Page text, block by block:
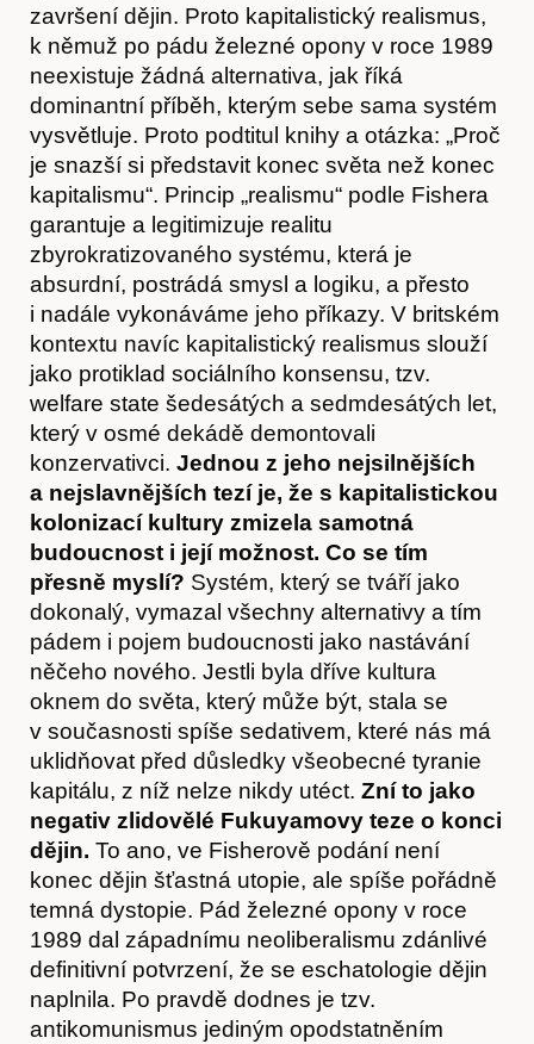
Články
završení dějin. Proto kapitalistický realismus,
k němuž po pádu železné opony v roce 1989
neexistuje žádná alternativa, jak říká
dominantní příběh, kterým sebe sama systém
vysvětluje. Proto podtitul knihy a otázka: „Proč
je snazší si představit konec světa než konec
kapitalismu“. Princip „realismu“ podle Fishera
garantuje a legitimizuje realitu
zbyrokratizovaného systému, která je
absurdní, postrádá smysl a logiku, a přesto
i nadále vykonáváme jeho příkazy. V britském
kontextu navíc kapitalistický realismus slouží
jako protiklad sociálního konsensu, tzv.
welfare state šedesátých a sedmdesátých let,
který v osmé dekádě demontovali
konzervativci. Jednou z jeho nejsilnějších
a nejslavnějších tezí je, že s kapitalistickou
kolonizací kultury zmizela samotná
budoucnost i její možnost. Co se tím
přesně myslí? Systém, který se tváří jako
dokonalý, vymazal všechny alternativy a tím
pádem i pojem budoucnosti jako nastávání
něčeho nového. Jestli byla dříve kultura
oknem do světa, který může být, stala se
v současnosti spíše sedativem, které nás má
uklidňovat před důsledky všeobecné tyranie
kapitálu, z níž nelze nikdy utéct. Zní to jako
negativ zlidovělé Fukuyamovy teze o konci
dějin. To ano, ve Fisherově podání není
konec dějin šťastná utopie, ale spíše pořádně
temná dystopie. Pád železné opony v roce
1989 dal západnímu neoliberalismu zdánlivé
definitivní potvrzení, že se eschatologie dějin
naplnila. Po pravdě dodnes je tzv.
antikomunismus jediným opodstatněním